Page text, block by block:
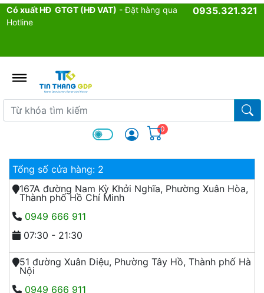
Có xuất HĐ GTGT (HĐ VAT) - Đặt hàng qua
Hotline
0935.321.321
Từ khóa tìm kiếm
Từ
0
Tổng số cửa hàng: 2
167A đường Nam Kỳ Khởi Nghĩa, Phường Xuân Hòa,
Thành phố Hồ Chí Minh
0949 666 911
07:30 - 21:30
51 đường Xuân Diệu, Phường Tây Hồ, Thành phố Hà
Nội
0949 666 911